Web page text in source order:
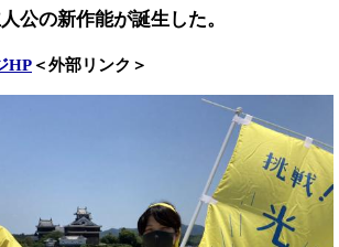
公の新作能が誕生した。
HP＜外部リンク＞